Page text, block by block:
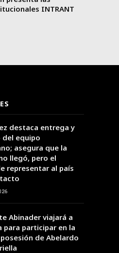
INTRANT
22:00
26°C 26°C 25°C
destaca entrega y
del equipo
asegura que la
llegó, pero el
representar al país
Abinader viajará a
para participar en la
de Abelardo